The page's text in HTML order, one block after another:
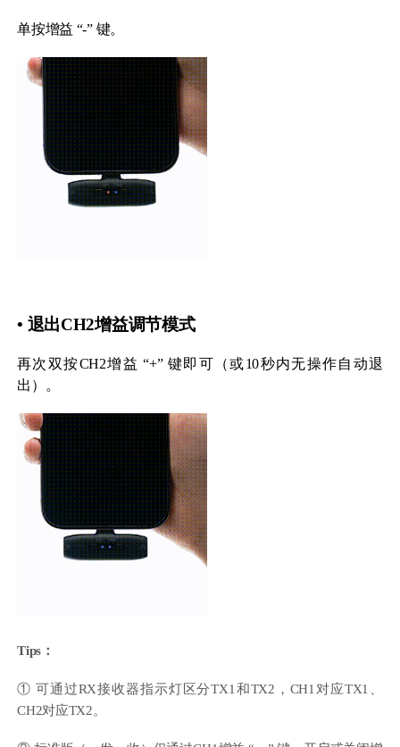
单按增益 “-” 键。
• 退出CH2增益调节模式
再次双按CH2增益 “+” 键即可（或10秒内无操作自动退
出）。
Tips：
① 可通过RX接收器指示灯区分TX1和TX2，CH1对应TX1、
CH2对应TX2。